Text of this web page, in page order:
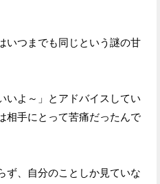
いつまでも同じという謎の甘
いよ～」とアドバイスしてい
相手にとって苦痛だったんで
ず、自分のことしか見ていな